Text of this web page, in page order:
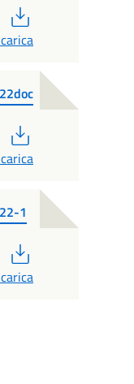
1